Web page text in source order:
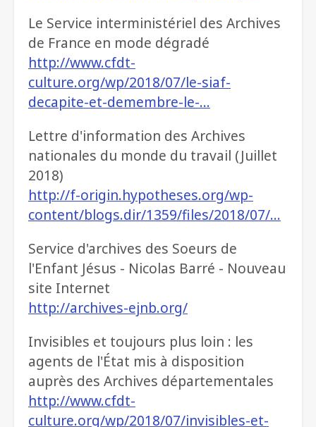
Le Service interministériel des Archives
de France en mode dégradé
http://www.cfdt-
culture.org/wp/2018/07/le-siaf-
decapite-et-demembre-le-…
Lettre d'information des Archives
nationales du monde du travail (Juillet
2018)
http://f-origin.hypotheses.org/wp-
content/blogs.dir/1359/files/2018/07/…
Service d'archives des Soeurs de
l'Enfant Jésus - Nicolas Barré - Nouveau
site Internet
http://archives-ejnb.org/
Invisibles et toujours plus loin : les
agents de l'État mis à disposition
auprès des Archives départementales
http://www.cfdt-
culture.org/wp/2018/07/invisibles-et-